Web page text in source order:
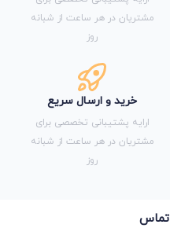
مشتریان در هر ساعت از شبانه
روز
خرید و ارسال سریع
ارایه پشتیبانی تخصصی برای
مشتریان در هر ساعت از شبانه
روز
تماس